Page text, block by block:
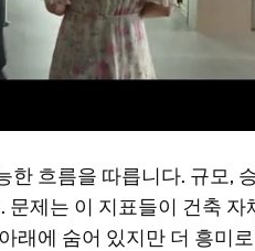
흐름을 따릅니다. 규모,
제는 이 지표들이 건축
래에 숨어 있지만 더 흥미